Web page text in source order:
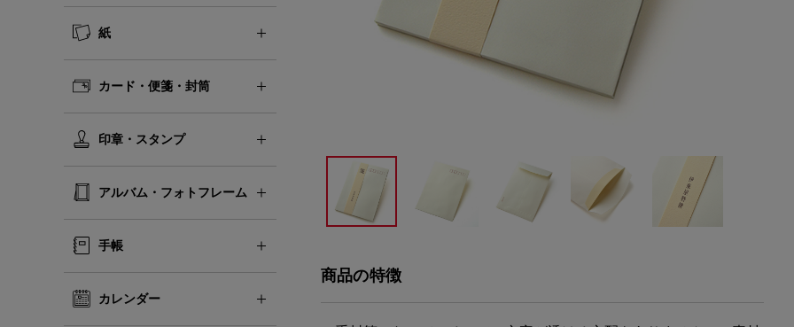
紙
カード・便箋・封筒
印章・スタンプ
アルバム・フォトフレーム
手帳
カレンダー
商品の特徴